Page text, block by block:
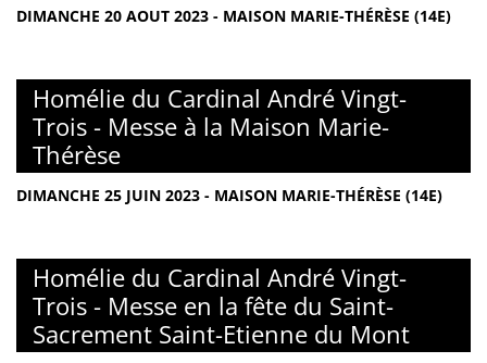
DIMANCHE 20 AOUT 2023 - MAISON MARIE-THÉRÈSE (14E)
Homélie du Cardinal André Vingt-
Trois - Messe à la Maison Marie-
Thérèse
DIMANCHE 25 JUIN 2023 - MAISON MARIE-THÉRÈSE (14E)
Homélie du Cardinal André Vingt-
Trois - Messe en la fête du Saint-
Sacrement Saint-Etienne du Mont